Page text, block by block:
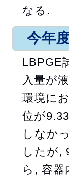
なる.
今年
LBPGE
入量が
環境に
位が
しなか
したが,
ら, 容